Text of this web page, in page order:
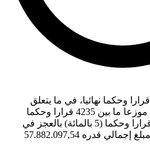
أصدرت المحاكم المالية 4452 قرارا وحكما نهائيا، في ما يتعلق
بالتدقيق والبت في الحسابات، موزعا ما بين 4235 قرارا وحكما
بإبراء الذمة (95 بالمائة) و217 قرارا وحكما (5 بالمائة) بالعجز في
حسابات المحاسبين المعنيين بمبلغ إجمالي قدره 57.882.097,54